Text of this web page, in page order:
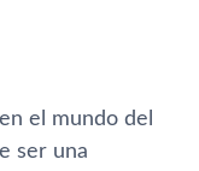
el mundo del
ser una